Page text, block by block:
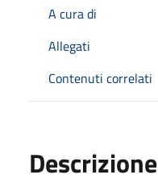
A cura di
Allegati
Contenuti correlati
Descrizione